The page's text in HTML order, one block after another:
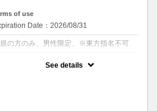
of use
Date：2026/08/31
の方のみ、男性限定、※東方指名不可
See details